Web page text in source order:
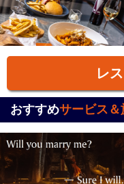
レ
おすすめサービス